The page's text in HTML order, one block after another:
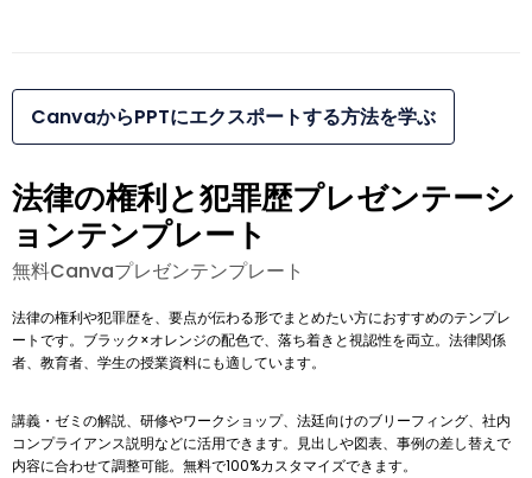
CanvaからPPTにエクスポートする方法を学ぶ
法律の権利と犯罪歴プレゼンテーシ
ョンテンプレート
無料Canvaプレゼンテンプレート
法律の権利や犯罪歴を、要点が伝わる形でまとめたい方におすすめのテンプレ
ートです。ブラック×オレンジの配色で、落ち着きと視認性を両立。法律関係
者、教育者、学生の授業資料にも適しています。
講義・ゼミの解説、研修やワークショップ、法廷向けのブリーフィング、社内
コンプライアンス説明などに活用できます。見出しや図表、事例の差し替えで
内容に合わせて調整可能。無料で100%カスタマイズできます。